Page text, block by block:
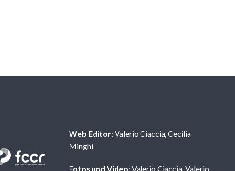
Web Editor: Valerio Ciaccia, Cecilia
Minghi
Fotos und Video: Valerio Ciaccia, Valerio